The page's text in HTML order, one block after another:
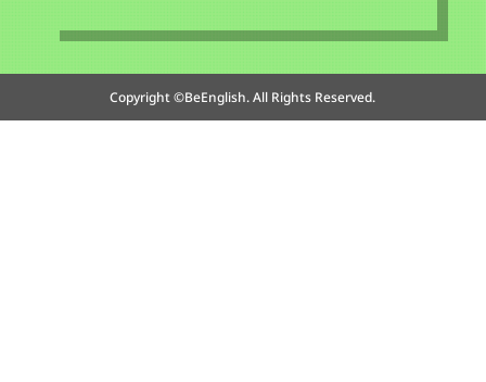
Copyright ©BeEnglish. All Rights Reserved.